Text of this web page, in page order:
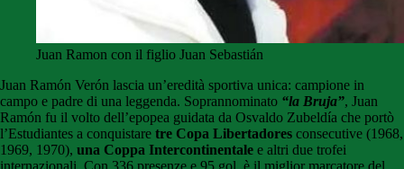
Juan Ramon con il figlio Juan Sebastián
Juan Ramón Verón lascia un’eredità sportiva unica: campione in
campo e padre di una leggenda. Soprannominato “la Bruja”, Juan
Ramón fu il volto dell’epopea guidata da Osvaldo Zubeldía che portò
l’Estudiantes a conquistare tre Copa Libertadores consecutive (1968,
1969, 1970), una Coppa Intercontinentale e altri due trofei
internazionali. Con 336 presenze e 95 gol, è il miglior marcatore del